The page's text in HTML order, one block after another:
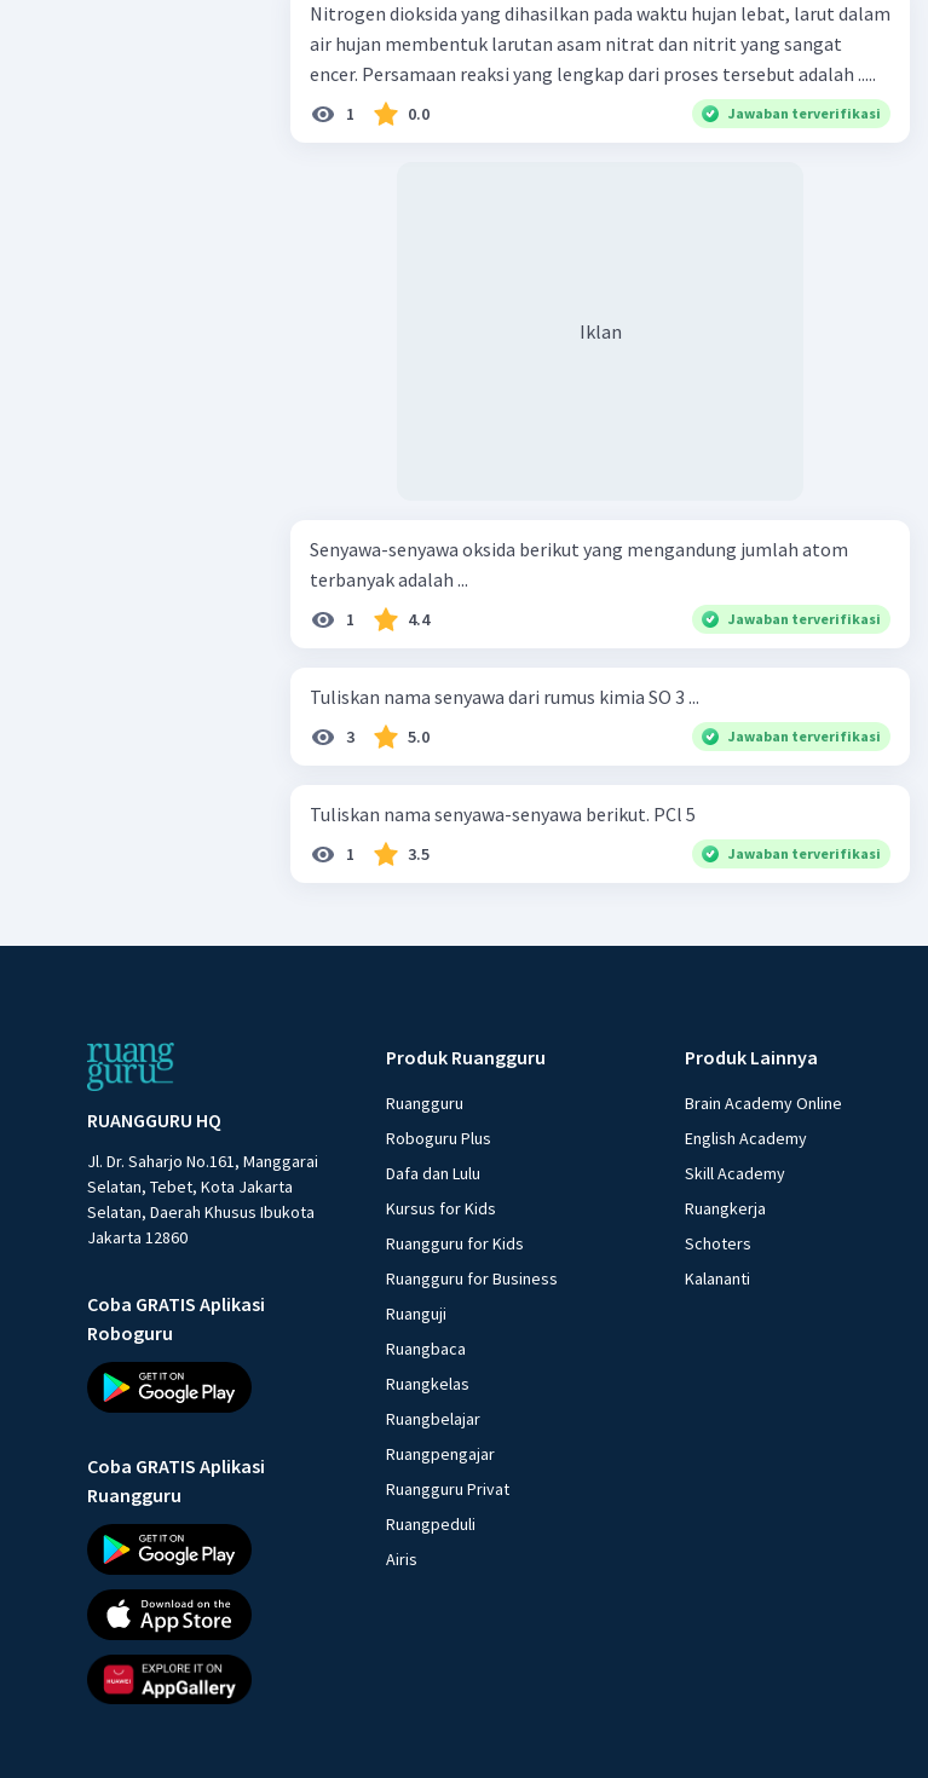
Nitrogen dioksida yang dihasilkan pada waktu hujan lebat, larut dalam
air hujan membentuk larutan asam nitrat dan nitrit yang sangat
encer. Persamaan reaksi yang lengkap dari proses tersebut adalah .....
1 0.0 Jawaban terverifikasi
Iklan
Senyawa-senyawa oksida berikut yang mengandung jumlah atom
terbanyak adalah ...
1 4.4 Jawaban terverifikasi
Tuliskan nama senyawa dari rumus kimia SO 3 ...
3 5.0 Jawaban terverifikasi
Tuliskan nama senyawa-senyawa berikut. PCl 5 ​
1 3.5 Jawaban terverifikasi
RUANGGURU HQ
Jl. Dr. Saharjo No.161, Manggarai
Selatan, Tebet, Kota Jakarta
Selatan, Daerah Khusus Ibukota
Jakarta 12860
Coba GRATIS Aplikasi
Roboguru
Coba GRATIS Aplikasi
Ruangguru
Produk Ruangguru
Ruangguru
Roboguru Plus
Dafa dan Lulu
Kursus for Kids
Ruangguru for Kids
Ruangguru for Business
Ruanguji
Ruangbaca
Ruangkelas
Ruangbelajar
Ruangpengajar
Ruangguru Privat
Ruangpeduli
Airis
Produk Lainnya
Brain Academy Online
English Academy
Skill Academy
Ruangkerja
Schoters
Kalananti